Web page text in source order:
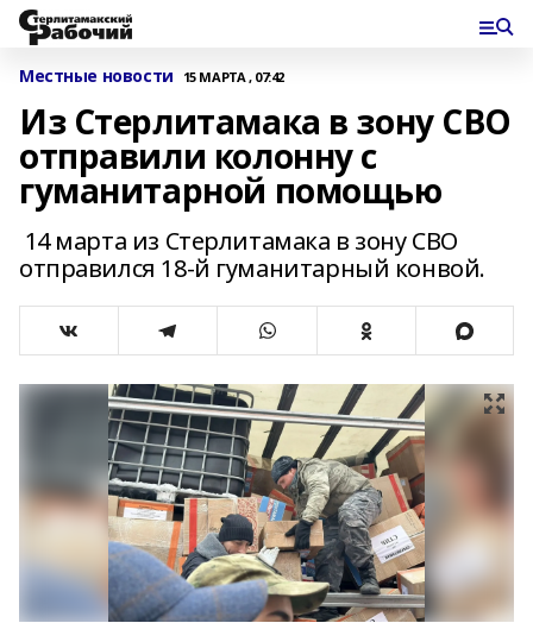
Местные новости 15 МАРТА , 07:42
Из Стерлитамака в зону СВО
отправили колонну с
гуманитарной помощью
14 марта из Стерлитамака в зону СВО
отправился 18-й гуманитарный конвой.